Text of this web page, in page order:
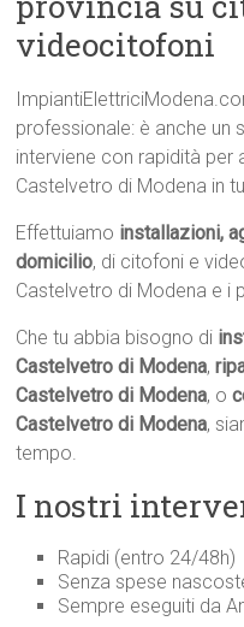
videocitofoni
professionale: è anche un
interviene con rapidità per
Castelvetro di Modena in
Effettuiamo installazioni,
domicilio, di citofoni e
Castelvetro di Modena e i
Che tu abbia bisogno di
Castelvetro di Modena,
Castelvetro di Modena, o
Castelvetro di Modena,
tempo.
I nostri
Rapidi (entro 24/48h)
Senza spese
Sempre eseguiti da